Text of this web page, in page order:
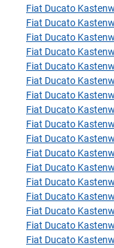
Fiat Ducato
Fiat Ducato
Fiat Ducato
Fiat Ducato
Fiat Ducato
Fiat Ducato
Fiat Ducato
Fiat Ducato
Fiat Ducato
Fiat Ducato
Fiat Ducato
Fiat Ducato
Fiat Ducato
Fiat Ducato
Fiat Ducato
Fiat Ducato
Fiat Ducato